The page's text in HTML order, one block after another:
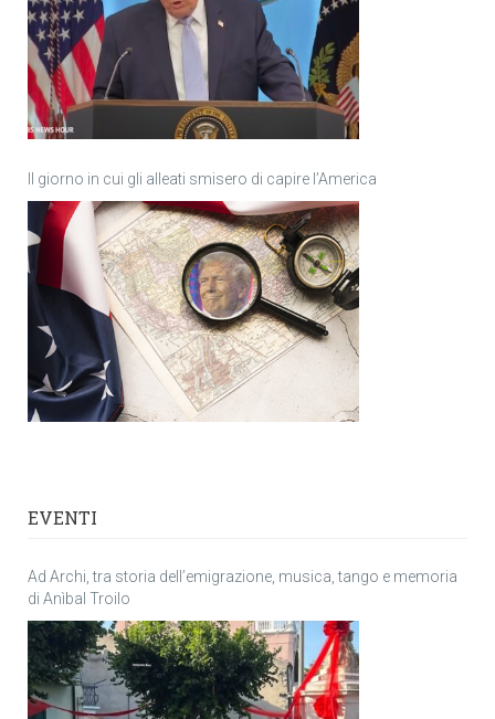
Il giorno in cui gli alleati smisero di capire l’America
EVENTI
Ad Archi, tra storia dell’emigrazione, musica, tango e memoria
di Anìbal Troilo